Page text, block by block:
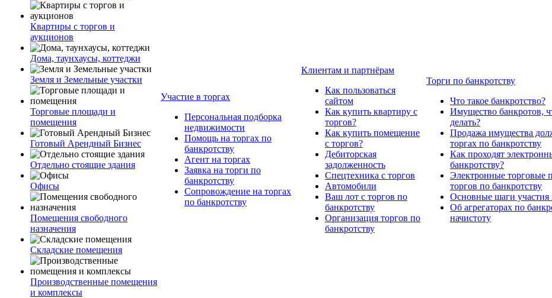
Квартиры с торгов и
аукционов
Дома, таунхаусы, коттеджи
Земля и Земельные участки
Торговые площади и
помещения
Готовый Арендный Бизнес
Отдельно стоящие здания
Офисы
Помещения свободного
назначения
Складские помещения
Производственные помещения
и комплексы
Участие в торгах
Персональная подборка
недвижимости
Помощь на торгах по
банкротству
Агент на торгах
Заявка на торги по
банкротству
Сопровождение на торгах
по банкротству
Клиентам и партнёрам
Как пользоваться
сайтом
Как купить квартиру с
торгов?
Как купить помещение
с торгов?
Дебиторская
задолженность
Спецтехника с торгов
Автомобили
Ваш лот с торгов по
банкротству
Организация торгов по
банкротству
Торги по банкротству
Что такое банкротство?
Имущество банкротов,
делать?
Продажа имущества
торгах по банкротству
Как проходят
банкротству?
Электронные торговые
торгов по банкротству
Основные шаги участия
Об агрегаторах по
начистоту